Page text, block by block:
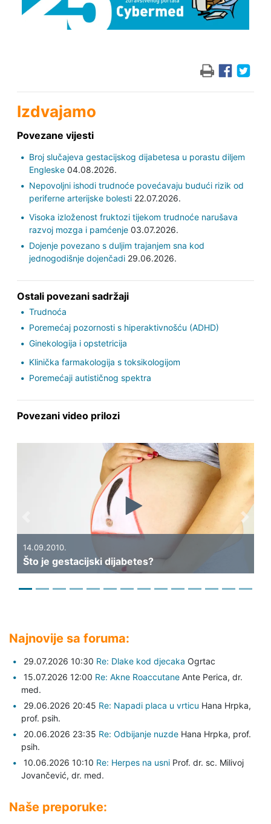
Izdvajamo
Povezane vijesti
Broj slučajeva gestacijskog dijabetesa u porastu diljem
Engleske04.08.2026.
Nepovoljni ishodi trudnoće povećavaju budući rizik od
periferne arterijske bolesti22.07.2026.
Visoka izloženost fruktozi tijekom trudnoće narušava
razvoj mozga i pamćenje03.07.2026.
Dojenje povezano s duljim trajanjem sna kod
jednogodišnje dojenčadi29.06.2026.
Ostali povezani sadržaji
Trudnoća
Poremećaj pozornosti s hiperaktivnošću (ADHD)
Ginekologija i opstetricija
Klinička farmakologija s toksikologijom
Poremećaji autističnog spektra
Povezani video prilozi
dijabetes? Liječenje neplodnosti
Najnovije sa foruma:
29.07.2026 10:30 Re: Dlake kod djecaka Ogrtac
15.07.2026 12:00 Re: Akne Roaccutane Ante Perica, dr.
med.
29.06.2026 20:45 Re: Napadi placa u vrticu Hana Hrpka,
prof. psih.
20.06.2026 23:35 Re: Odbijanje nuzde Hana Hrpka, prof.
psih.
10.06.2026 10:10 Re: Herpes na usni Prof. dr. sc. Milivoj
Jovančević, dr. med.
Naše preporuke: